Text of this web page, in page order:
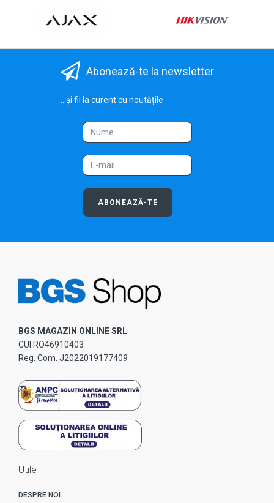
Abonează-te la newsletter
...și fii la curent cu noutățile
ABONEAZĂ-TE
BGS MAGAZIN ONLINE SRL
CUI RO46910403
Reg. Com. J2022019177409
Utile
DESPRE NOI